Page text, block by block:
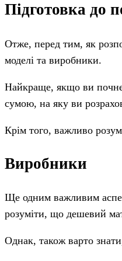
Підготовка до
Отже, перед тим, як
моделі та виробники.
Найкраще, якщо ви
сумою, на яку ви
Крім того, важливо
Виробники
Ще одним важливим
розуміти, що дешевий
Однак, також варто